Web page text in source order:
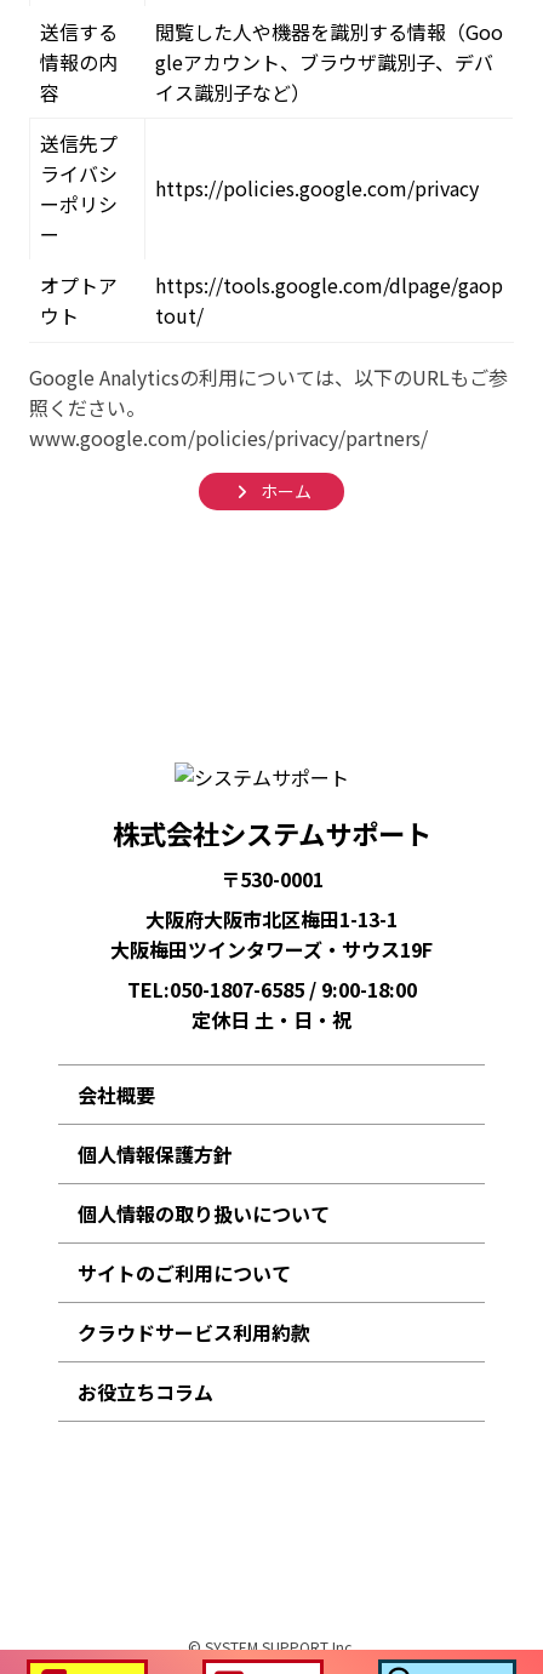
送信する
情報の内
容
閲覧した人や機器を識別する情報（Goo
gleアカウント、ブラウザ識別子、デバ
イス識別子など）
送信先プ
ライバシ
ーポリシ
ー
https://policies.google.com/privacy
オプトア
ウト
https://tools.google.com/dlpage/gaop
tout/
Google Analyticsの利用については、以下のURLもご参
照ください。
www.google.com/policies/privacy/partners/
ホーム
株式会社システムサポート
〒530-0001
大阪府大阪市北区梅田1-13-1
大阪梅田ツインタワーズ・サウス19F
TEL:050-1807-6585/ 9:00-18:00
定休日 土・日・祝
会社概要
個人情報保護方針
個人情報の取り扱いについて
サイトのご利用について
クラウドサービス利用約款
お役立ちコラム
© SYSTEM SUPPORT Inc.